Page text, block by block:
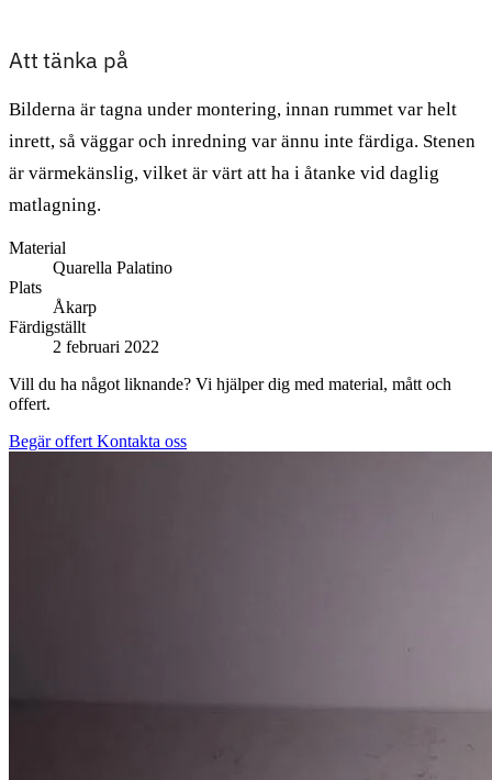
Att tänka på
Bilderna är tagna under montering, innan rummet var helt
inrett, så väggar och inredning var ännu inte färdiga. Stenen
är värmekänslig, vilket är värt att ha i åtanke vid daglig
matlagning.
Material
Quarella Palatino
Plats
Åkarp
Färdigställt
2 februari 2022
Vill du ha något liknande? Vi hjälper dig med material, mått och
offert.
Begär offert Kontakta oss